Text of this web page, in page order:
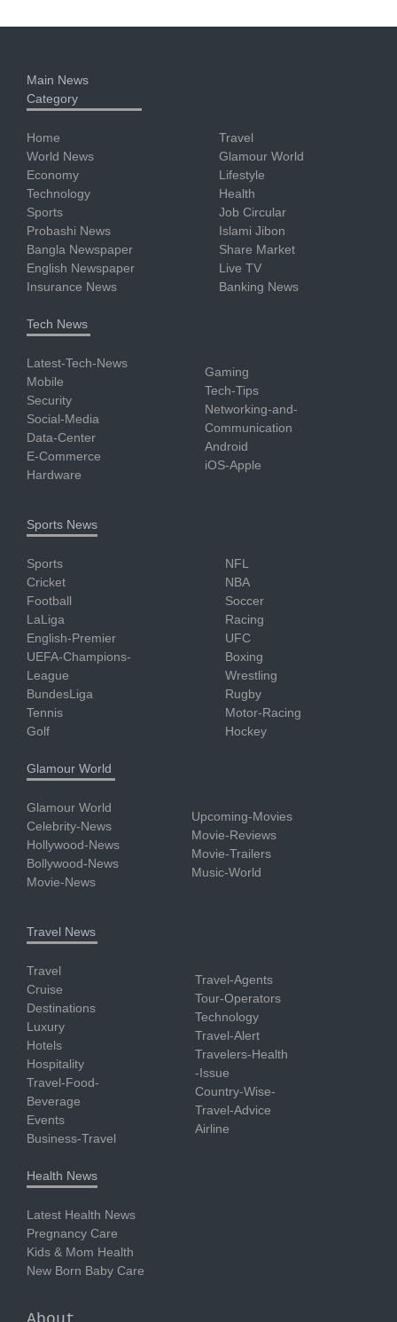
Main News
Category
Home
World News
Economy
Technology
Sports
Probashi News
Bangla Newspaper
English Newspaper
Insurance News
Travel
Glamour World
Lifestyle
Health
Job Circular
Islami Jibon
Share Market
Live TV
Banking News
Tech News
Latest-Tech-News
Mobile
Security
Social-Media
Data-Center
E-Commerce
Hardware
Gaming
Tech-Tips
Networking-and-
Communication
Android
iOS-Apple
Sports News
Sports
Cricket
Football
LaLiga
English-Premier
UEFA-Champions-
League
BundesLiga
Tennis
Golf
NFL
NBA
Soccer
Racing
UFC
Boxing
Wrestling
Rugby
Motor-Racing
Hockey
Glamour World
Glamour World
Celebrity-News
Hollywood-News
Bollywood-News
Movie-News
Upcoming-Movies
Movie-Reviews
Movie-Trailers
Music-World
Travel News
Travel
Cruise
Destinations
Luxury
Hotels
Hospitality
Travel-Food-
Beverage
Events
Business-Travel
Travel-Agents
Tour-Operators
Technology
Travel-Alert
Travelers-Health
-Issue
Country-Wise-
Travel-Advice
Airline
Health News
Latest Health News
Pregnancy Care
Kids & Mom Health
New Born Baby Care